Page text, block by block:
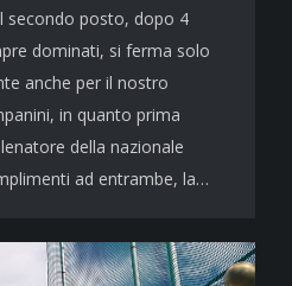
secondo posto, dopo 4
dominati, si ferma solo
anche per il nostro
in quanto prima
della nazionale
ad entrambe, la…